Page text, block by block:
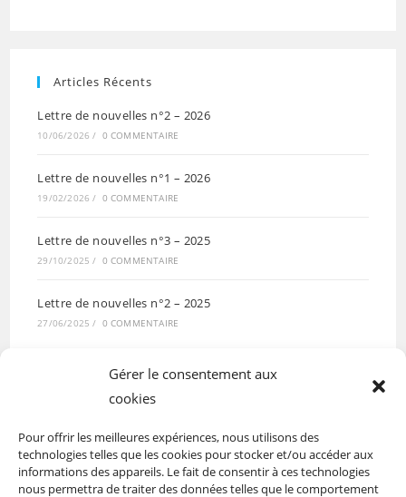
Gérer le consentement aux
cookies
Pour offrir les meilleures expériences, nous utilisons des
technologies telles que les cookies pour stocker et/ou accéder aux
informations des appareils. Le fait de consentir à ces technologies
nous permettra de traiter des données telles que le comportement
Articles Récents
Lettre de nouvelles n°2 – 2026
10/06/2026 / 0 COMMENTAIRE
Lettre de nouvelles n°1 – 2026
19/02/2026 / 0 COMMENTAIRE
Lettre de nouvelles n°3 – 2025
29/10/2025 / 0 COMMENTAIRE
Lettre de nouvelles n°2 – 2025
27/06/2025 / 0 COMMENTAIRE